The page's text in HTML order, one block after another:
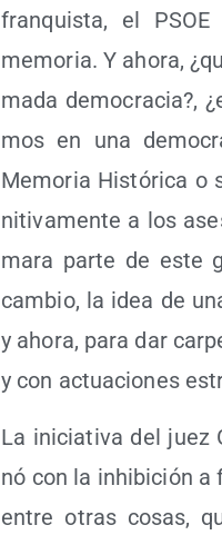
fran­quis­ta, el
memo­ria. Y aho­ra,
ma­da demo­cra­cia?,
mos en una
Memo­ria His­tó­ri­ca o
ni­ti­va­men­te a los
ma­ra par­te de este
cam­bio, la idea de
y aho­ra, para dar
y con actua­cio­nes
La ini­cia­ti­va del juez
nó con la inhi­bi­ción a
entre otras cosas,